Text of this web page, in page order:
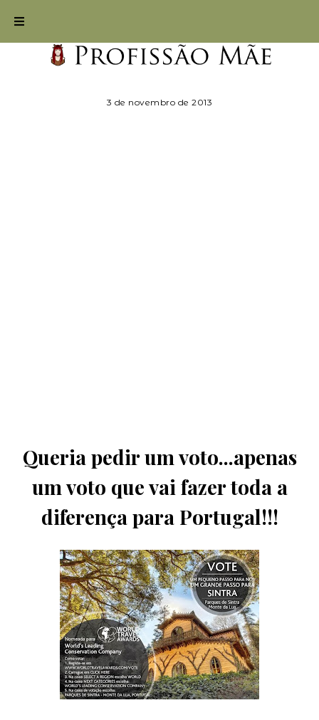
3 de novembro de 2013
Queria pedir um voto...apenas
um voto que vai fazer toda a
diferença para Portugal!!!